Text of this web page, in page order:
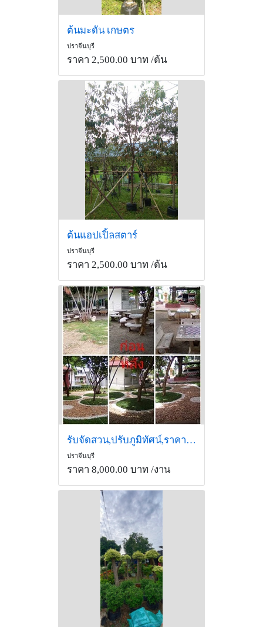
ต้นมะดัน เกษตร
ปราจีนบุรี
ราคา 2,500.00 บาท /ต้น
ต้นแอปเปิ้ลสตาร์
ปราจีนบุรี
ราคา 2,500.00 บาท /ต้น
รับจัดสวน,ปรับภูมิทัศน์,ราคาย่อมเยาว์,เป็นกันเอง
ปราจีนบุรี
ราคา 8,000.00 บาท /งาน